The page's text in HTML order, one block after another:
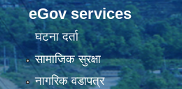
eGov services
घटना दर्ता
सामाजिक सुरक्षा
नागरिक वडापत्र